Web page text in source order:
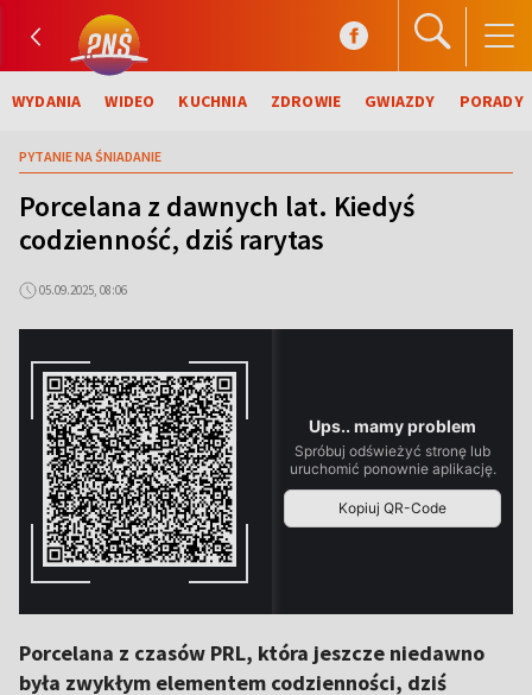
WYDANIA WIDEO KUCHNIA ZDROWIE GWIAZDY PORADY
PYTANIE NA ŚNIADANIE
Porcelana z dawnych lat. Kiedyś
codzienność, dziś rarytas
05.09.2025, 08:06
Porcelana z czasów PRL, która jeszcze niedawno
była zwykłym elementem codzienności, dziś